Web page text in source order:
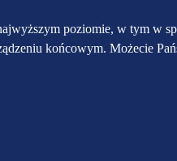
poziomie, w tym w
końcowym. Możecie
do głównego
menu
do treści
do mapy
serwisu